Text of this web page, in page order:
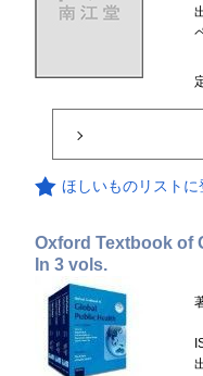
ほしいものリストに
Oxford Textbook of
In 3 vols.